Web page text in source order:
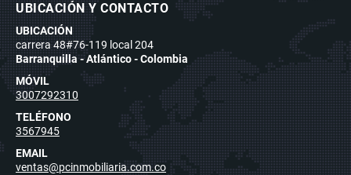
UBICACIÓN Y CONTACTO
UBICACIÓN
carrera 48#76-119 local 204
Barranquilla - Atlántico - Colombia
MÓVIL
3007292310
TELÉFONO
3567945
EMAIL
ventas@pcinmobiliaria.com.co